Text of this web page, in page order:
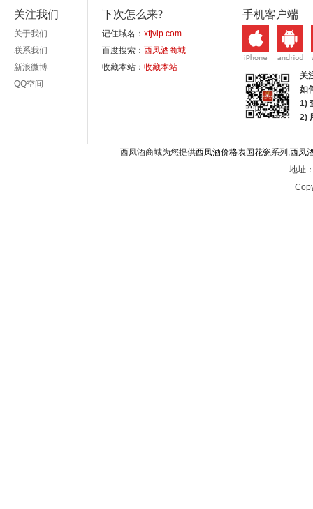
关注我们
关于我们
联系我们
新浪微博
QQ空间
下次怎么来?
记住域名： xfjvip.com
百度搜索： 西凤酒商城
收藏本站： 收藏本站
手机客户端
关
如
1)
2)
西凤酒商城为您提供西凤酒价格表国花瓷系列,西凤
地址